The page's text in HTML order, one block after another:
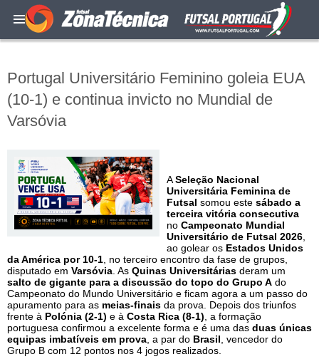
Portugal Universitário Feminino goleia EUA
(10-1) e continua invicto no Mundial de
Varsóvia
ASeleção Nacional
Universitária Feminina de
Futsal somou este sábado a
terceira vitória consecutiva
no Campeonato Mundial
Universitário de Futsal 2026
ao golear os Estados Unidos
da América por 10-1 , no terceiro encontro da fase de grupos,
disputado em Varsóvia . As Quinas Universitárias deram um
salto de gigante para a discussão do topo do Grupo A do
Campeonato do Mundo Universitário e ficam agora a um passo do
apuramento para as meias-finais da prova. Depois dos triunfos
frente à Polónia (2-1) e à Costa Rica (8-1) , a formação
portuguesa confirmou a excelente forma e é uma das duas únicas
equipas imbatíveis em prova , a par do Brasil , vencedor do
Grupo B com 12 pontos nos 4 jogos realizados.